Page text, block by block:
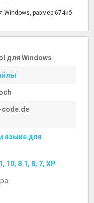
Windows, размер 674кб
для Windows
code.de
языке для
10, 8.1, 8, 7, XP